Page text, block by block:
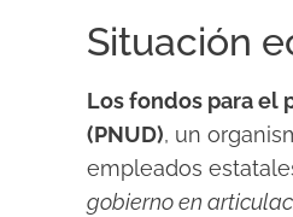
Situación
Los fondos para el
(PNUD), un
empleados
gobierno en